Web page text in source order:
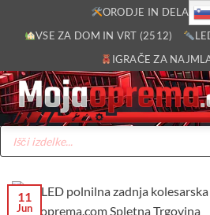
ORODJE IN
VSE ZA DOM IN VRT (2512)
IGRAČE ZA
Products
search
11
Jun